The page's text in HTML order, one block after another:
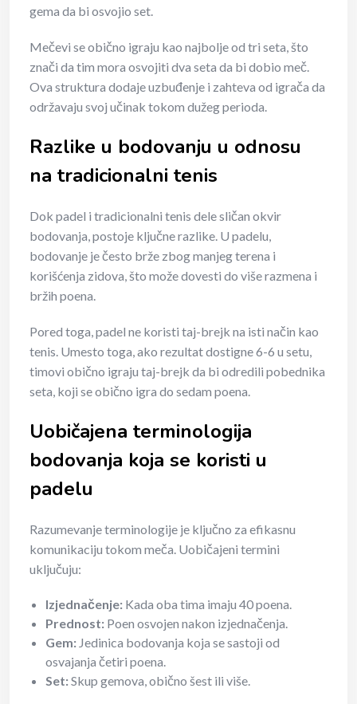
gema da bi osvojio set.
Mečevi se obično igraju kao najbolje od tri seta, što
znači da tim mora osvojiti dva seta da bi dobio meč.
Ova struktura dodaje uzbuđenje i zahteva od igrača da
održavaju svoj učinak tokom dužeg perioda.
Razlike u bodovanju u odnosu
na tradicionalni tenis
Dok padel i tradicionalni tenis dele sličan okvir
bodovanja, postoje ključne razlike. U padelu,
bodovanje je često brže zbog manjeg terena i
korišćenja zidova, što može dovesti do više razmena i
bržih poena.
Pored toga, padel ne koristi taj-brejk na isti način kao
tenis. Umesto toga, ako rezultat dostigne 6-6 u setu,
timovi obično igraju taj-brejk da bi odredili pobednika
seta, koji se obično igra do sedam poena.
Uobičajena terminologija
bodovanja koja se koristi u
padelu
Razumevanje terminologije je ključno za efikasnu
komunikaciju tokom meča. Uobičajeni termini
uključuju:
Izjednačenje: Kada oba tima imaju 40 poena.
Prednost: Poen osvojen nakon izjednačenja.
Gem: Jedinica bodovanja koja se sastoji od
osvajanja četiri poena.
Set:Skup gemova, obično šest ili više.